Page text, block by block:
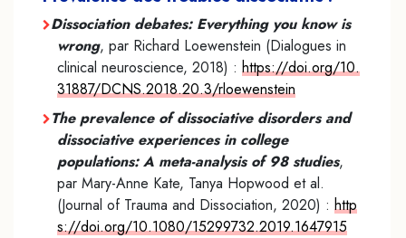
Dissociation debates: Everything you know is
wrong, par Richard Loewenstein (Dialogues in
clinical neuroscience, 2018) : https://doi.org/10.
31887/DCNS.2018.20.3/rloewenstein
The prevalence of dissociative disorders and
dissociative experiences in college
populations: A meta-analysis of 98 studies,
par Mary-Anne Kate, Tanya Hopwood et al.
(Journal of Trauma and Dissociation, 2020) : http
s://doi.org/10.1080/15299732.2019.1647915